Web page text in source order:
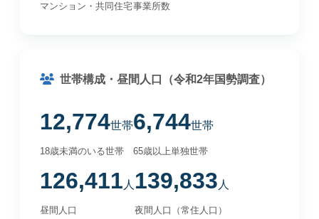
マンション・共同住宅事業所数
世帯構成・昼間人口（令和2年国勢調査）
12,774世帯
18歳未満のいる世帯
6,744世帯
65歳以上単独世帯
126,411 人
昼間人口
139,833 人
夜間人口（常住人口）